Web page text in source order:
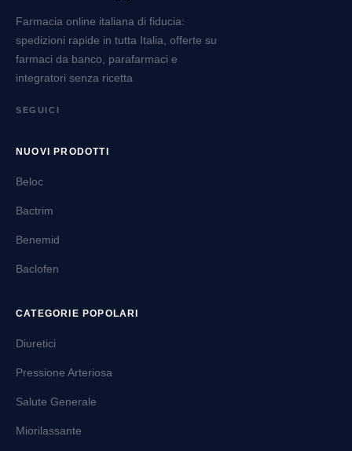
Farmacia online italiana di fiducia:
spedizioni rapide in tutta Italia, offerte su
farmaci da banco, parafarmaci e
integratori senza ricetta
SEGUICI
NUOVI PRODOTTI
Beloc
Bactrim
Benemid
Baclofen
CATEGORIE POPOLARI
Diuretici
Pressione Arteriosa
Salute Generale
Miorilassante